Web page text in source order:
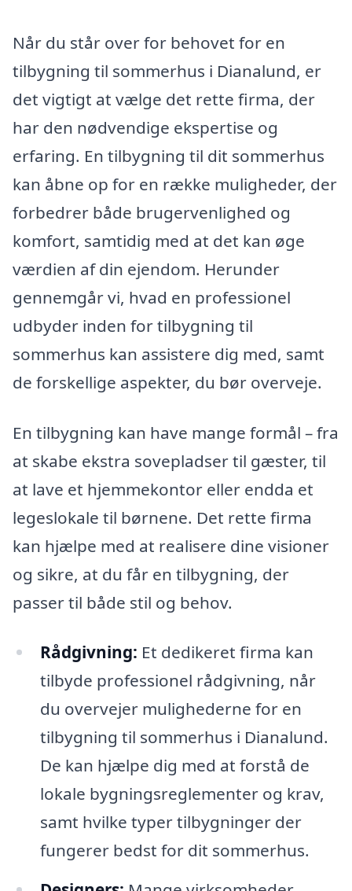
Når du står over for behovet for en
tilbygning til sommerhus i Dianalund, er
det vigtigt at vælge det rette firma, der
har den nødvendige ekspertise og
erfaring. En tilbygning til dit sommerhus
kan åbne op for en række muligheder, der
forbedrer både brugervenlighed og
komfort, samtidig med at det kan øge
værdien af din ejendom. Herunder
gennemgår vi, hvad en professionel
udbyder inden for tilbygning til
sommerhus kan assistere dig med, samt
de forskellige aspekter, du bør overveje.
En tilbygning kan have mange formål – fra
at skabe ekstra sovepladser til gæster, til
at lave et hjemmekontor eller endda et
legeslokale til børnene. Det rette firma
kan hjælpe med at realisere dine visioner
og sikre, at du får en tilbygning, der
passer til både stil og behov.
Rådgivning: Et dedikeret firma kan
tilbyde professionel rådgivning, når
du overvejer mulighederne for en
tilbygning til sommerhus i Dianalund.
De kan hjælpe dig med at forstå de
lokale bygningsreglementer og krav,
samt hvilke typer tilbygninger der
fungerer bedst for dit sommerhus.